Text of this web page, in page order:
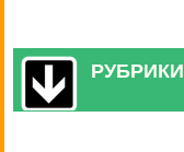
РУБРИКИ